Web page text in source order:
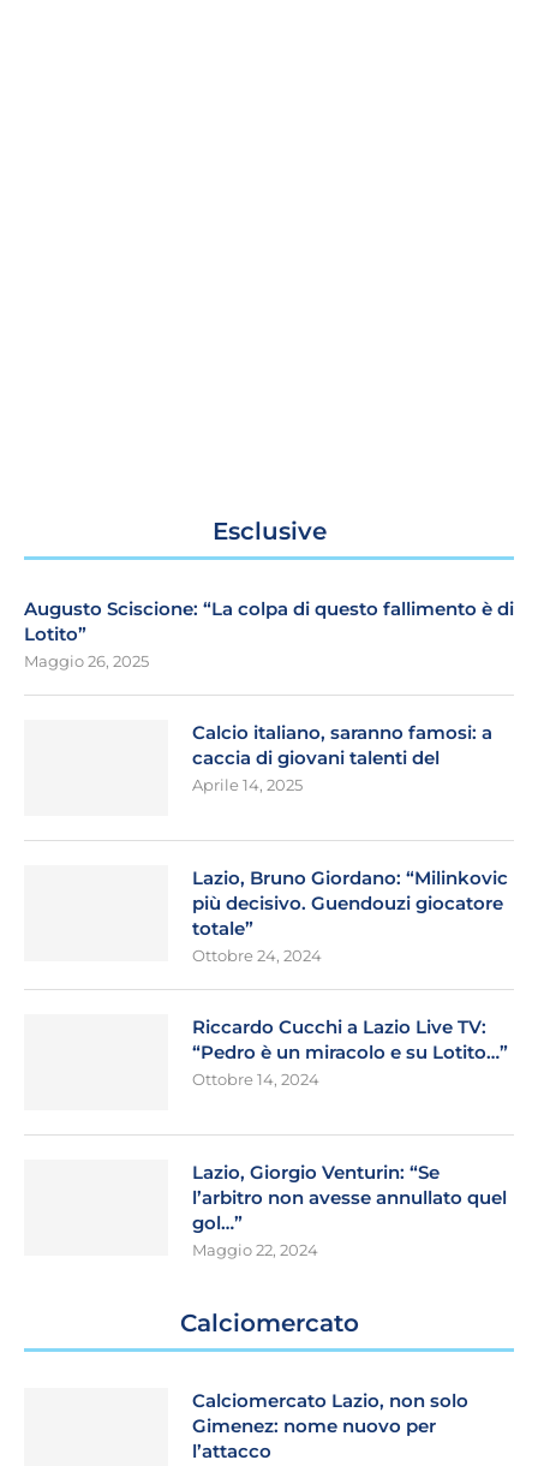
Esclusive
Augusto Sciscione: “La colpa di questo fallimento è di
Lotito”
Maggio 26, 2025
Calcio italiano, saranno famosi: a
caccia di giovani talenti del
Aprile 14, 2025
Lazio, Bruno Giordano: “Milinkovic
più decisivo. Guendouzi giocatore
totale”
Ottobre 24, 2024
Riccardo Cucchi a Lazio Live TV:
“Pedro è un miracolo e su Lotito…”
Ottobre 14, 2024
Lazio, Giorgio Venturin: “Se
l’arbitro non avesse annullato quel
gol…”
Maggio 22, 2024
Calciomercato
Calciomercato Lazio, non solo
Gimenez: nome nuovo per
l’attacco